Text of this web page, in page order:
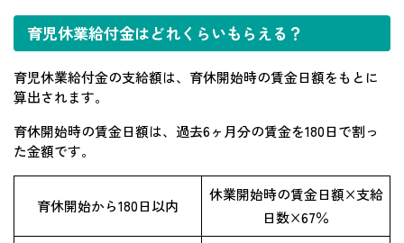
育児休業給付金はどれくらいもらえる？
育児休業給付金の支給額は、育休開始時の賃金日額をもとに
算出されます。
育休開始時の賃金日額は、過去6ヶ月分の賃金を180日で割っ
た金額です。
育休開始から180日以内
休業開始時の賃金日額×支給
日数×67％